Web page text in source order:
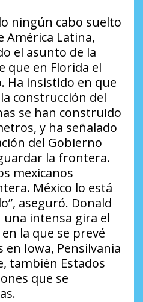
ningún cabo suelto
América Latina,
el asunto de la
que en Florida el
Ha insistido en que
construcción del
se han construido
y ha señalado
del Gobierno
la frontera.
mexicanos
México lo está
aseguró. Donald
intensa gira el
la que se prevé
Iowa, Pensilvania
también Estados
que se